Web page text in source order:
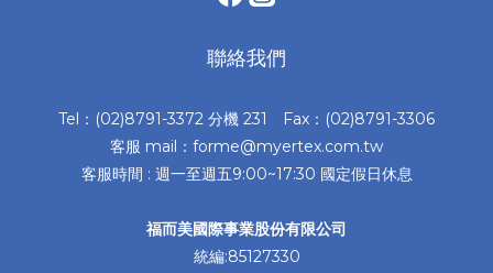
聯絡我們
Tel：(02)8791-3372 分機 231 Fax：(02)8791-3306
客服 mail：forme@myertex.com.tw
客服時間 : 週一至週五9:00~17:30 國定假日休息
福而美國際事業股份有限公司
統編:85127330